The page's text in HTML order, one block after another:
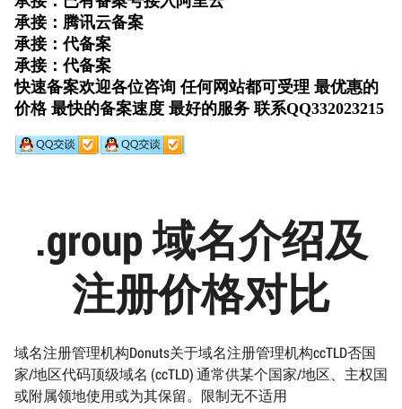
.group 域名介绍及
注册价格对比
域名注册管理机构Donuts关于域名注册管理机构ccTLD否国
家/地区代码顶级域名 (ccTLD) 通常供某个国家/地区、主权国
或附属领地使用或为其保留。限制无不适用